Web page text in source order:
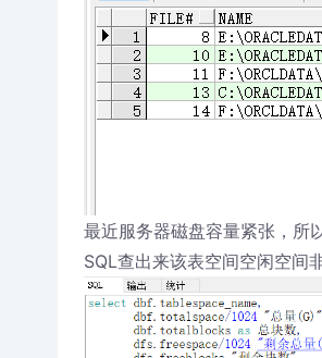
最近服务器磁盘容量紧张，所
SQL查出来该表空间空闲空间